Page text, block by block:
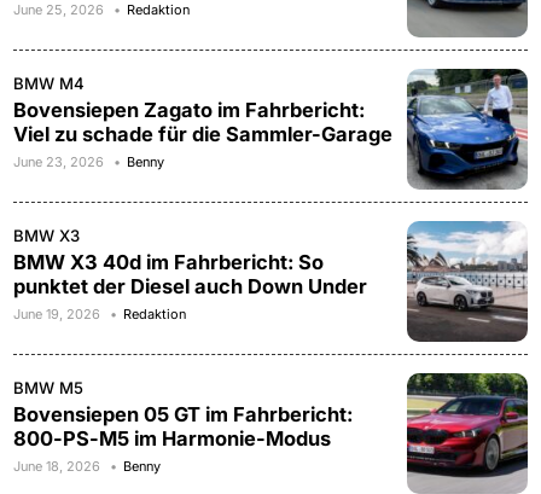
June 25, 2026 Redaktion
BMW M4
Bovensiepen Zagato im Fahrbericht:
Viel zu schade für die Sammler-Garage
June 23, 2026 Benny
BMW X3
BMW X3 40d im Fahrbericht: So
punktet der Diesel auch Down Under
June 19, 2026 Redaktion
BMW M5
Bovensiepen 05 GT im Fahrbericht:
800-PS-M5 im Harmonie-Modus
June 18, 2026 Benny